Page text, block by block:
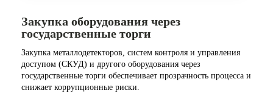
Закупка оборудования через
государственные торги
Закупка металлодетекторов, систем контроля и управления
доступом (СКУД) и другого оборудования через
государственные торги обеспечивает прозрачность процесса и
снижает коррупционные риски.